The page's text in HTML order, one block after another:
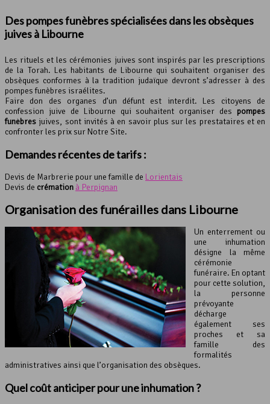
Despompes funèbresspécialisées dans les obsèques
juives à Libourne
Les rituels et les cérémonies juives sont inspirés par les prescriptions
de la Torah. Les habitants de Libourne qui souhaitent organiser des
obsèques conformes à la tradition judaïque devront s’adresser à des
pompes funèbres israélites.
Faire don des organes d’un défunt est interdit. Les citoyens de
confession juive de Libourne qui souhaitent organiser des pompes
funèbres juives, sont invités à en savoir plus sur les prestataires et en
confronter les prix sur Notre Site.
Demandes récentes de tarifs :
Devis de Marbrerie pour une famille de Lorientais
Devis de crémation à Perpignan
Organisation des funérailles dans Libourne
Un enterrement ou
une inhumation
désigne la même
cérémonie
funéraire. En optant
pour cette solution,
la personne
prévoyante
décharge
également ses
proches et sa
famille des
formalités
administratives ainsi que l’organisation des obsèques.
Quel coût anticiper pour une inhumation ?